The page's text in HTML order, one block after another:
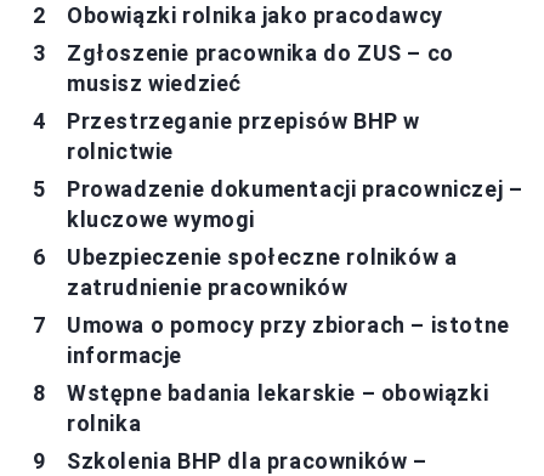
Obowiązki rolnika jako pracodawcy
Zgłoszenie pracownika do ZUS – co
musisz wiedzieć
Przestrzeganie przepisów BHP w
rolnictwie
Prowadzenie dokumentacji pracowniczej –
kluczowe wymogi
Ubezpieczenie społeczne rolników a
zatrudnienie pracowników
Umowa o pomocy przy zbiorach – istotne
informacje
Wstępne badania lekarskie – obowiązki
rolnika
Szkolenia BHP dla pracowników –